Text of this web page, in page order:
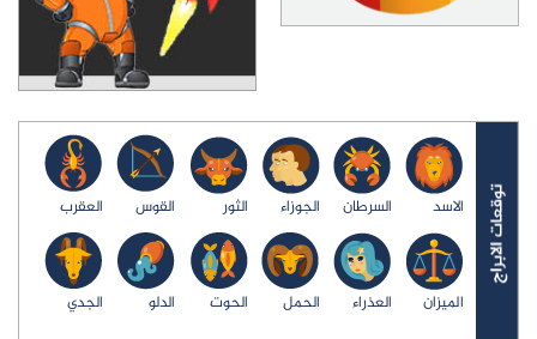
الاسد السرطان الجوزاء الثور القوس العقرب
الميزان العذراء الحمل الحوت الدلو الجدي